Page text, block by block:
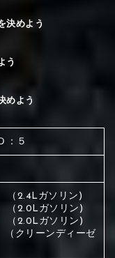
決めよう
う
めよう
：５
2.4Lガソリン)
2.0Lガソリン)
2.0Lガソリン)
クリーンディーゼ